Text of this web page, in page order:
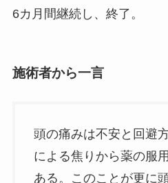
6カ月間継続し、終了。
施術者から一言
頭の痛みは不安と回避
による焦りから薬の服
ある。このことが更に